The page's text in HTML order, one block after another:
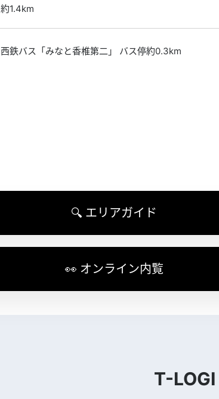
約1.4km
西鉄バス「みなと香椎第二」 バス停約0.3km
🔍 エリアガイド
👀 オンライン内覧
T-LOGI